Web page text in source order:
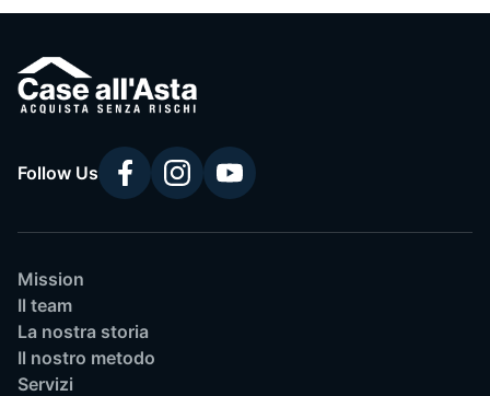
Follow Us
Mission
Il team
La nostra storia
Il nostro metodo
Servizi